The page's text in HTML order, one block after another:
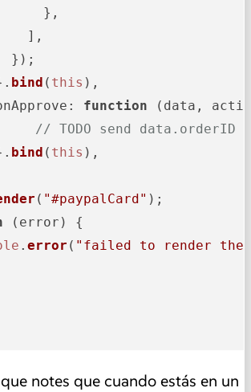
bind ( this ),
: function ( data,
// TODO send data.orderID
bind ( this ),
( "#paypalCard" );
(error) {
. error ( "failed to render the
notes que cuando estás en un